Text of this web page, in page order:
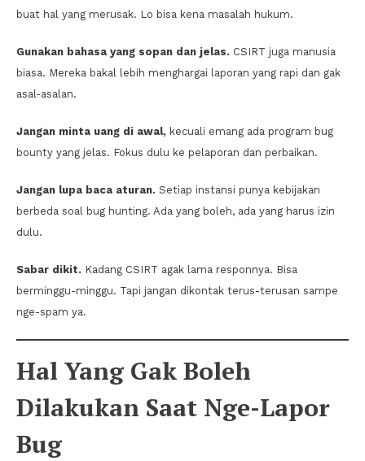
buat hal yang merusak. Lo bisa kena masalah hukum.
Gunakan bahasa yang sopan dan jelas. CSIRT juga manusia
biasa. Mereka bakal lebih menghargai laporan yang rapi dan gak
asal-asalan.
Jangan minta uang di awal, kecuali emang ada program bug
bounty yang jelas. Fokus dulu ke pelaporan dan perbaikan.
Jangan lupa baca aturan. Setiap instansi punya kebijakan
berbeda soal bug hunting. Ada yang boleh, ada yang harus izin
dulu.
Sabar dikit. Kadang CSIRT agak lama responnya. Bisa
berminggu-minggu. Tapi jangan dikontak terus-terusan sampe
nge-spam ya.
Hal Yang Gak Boleh
Dilakukan Saat Nge-Lapor
Bug